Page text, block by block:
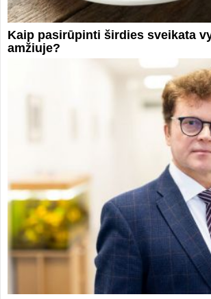
Kaip pasirūpinti širdies sveikata
amžiuje?